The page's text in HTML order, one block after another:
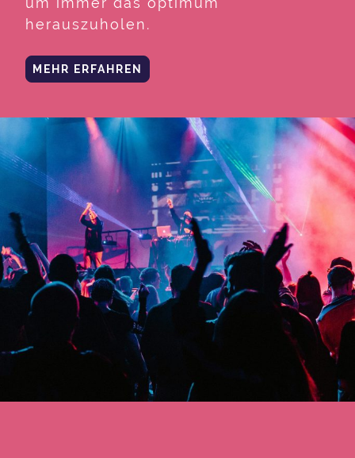
herauszuholen.
MEHR ERFAHREN